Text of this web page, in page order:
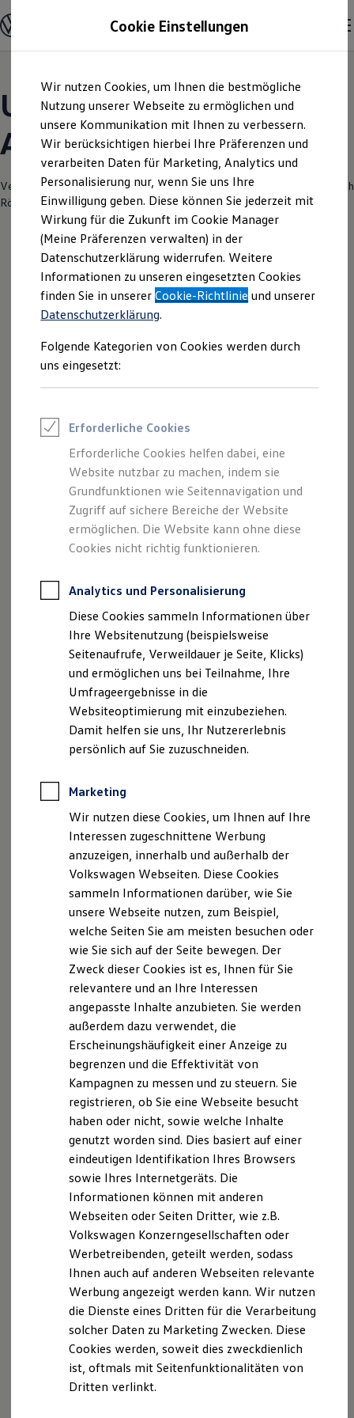
Hauptinhalt
springen
Footer
springen
Modelle und Konfigurator
Konfigurator
Modelle vergleichen
Elektroautos
ENERGY Sondermodelle
Nutzfahrzeuge
SUV und CUV
Familienautos
Kombis
Kompaktwagen
Sportwagen
Schnell verfügbare Fahrzeuge
Angebote und Produkte
Aktuelle Angebote
E-Auto-Förderung
Volkswagen Marktplatz
Die ENERGY Sondermodelle
Junge Gebrauchtwagen und Gebrauchtwagen
Volkswagen Zertifizierte Gebrauchtwagen
Elektromobilität bei Gebrauchtwagen
Saisonangebote
Reifenpakete
Leasing
Leasing-Angebote
Elektroauto Leasing
Kleinwagen-Leasing
Leasing ohne Anzahlung
Finanzierung
Autokredit mit Schlussrate
Versicherungen und Garantien
Kfz-Versicherung
Restschuldversicherungen
Garantien
Professional Class bei Volkswagen
Behörden
Direktkunden
Sonderfahrzeuge
Anpfiff zum Gewinn
Elektromobilität
Elektroautos
ID. Tutorials
Elektrofahrzeugkonzepte
ID. EVERY1
Reichweite
Rekuperation
Laden unterwegs
Laden Zuhause
Ladestationen finden
Ladezeitensimulator
Batterie
Sicherheit
Nachhaltigkeit
Technologie
Kosten und Kauf
Kaufoptionen
E-Auto-Förderung
Software und Konnektivität
Die ID. Software 6
ID. Software Versionen und Updates
Digitale Extras
Schnittstellen zu Ihrem ID.
Hybridautos
Marke und Erlebnis
Volkswagen R und R Experience
R-Modelle
R Experience
Driving Experience
Volkswagen entdecken
Werkbesichtigung
Lifestyle Shop
T-Roc Kollektion
Golf Kollektion
ID. Kollektion
Volkswagen Kollektion
R-Kollektion
GTI Kollektion
Fußball Drop
we drive football
#wedriveproud
Besitzer und Service
Software Updates
Service und Ersatzteile
Unsere aktuellen
Angebote und mehr
Verantwortlich für die Inhalte auf dieser Seite ist die Auto Röhr NL d. Erich
Röhr GmbH & Co. KG(Impressum & Rechtliches )
Leider haben wir im Moment keine
aktuellen Angebote
Ihre
Schritte
Probefahrt vereinbaren
Fahrzeugangebot anfordern
Servicetermin buchen
Serviceanfrage stellen
Ihre Ansprechpartnerbei Auto
Röhr Grafenau
E-Mail schreiben
+49 8552 96500
Dominik Göttl
Verkaufsleitung
08552 9650-12
E-Mail schreiben
Cookie Einstellungen
Wir nutzen Cookies, um Ihnen die bestmögliche
Nutzung unserer Webseite zu ermöglichen und
unsere Kommunikation mit Ihnen zu verbessern.
Wir berücksichtigen hierbei Ihre Präferenzen und
verarbeiten Daten für Marketing, Analytics und
Personalisierung nur, wenn Sie uns Ihre
Einwilligung geben. Diese können Sie jederzeit mit
Wirkung für die Zukunft im Cookie Manager
(Meine Präferenzen verwalten) in der
Datenschutzerklärung widerrufen. Weitere
Informationen zu unseren eingesetzten Cookies
finden Sie in unsererCookie-Richtlinie und unserer
Datenschutzerklärung.
Folgende Kategorien von Cookies werden durch
uns eingesetzt:
Erforderliche Cookies
Erforderliche Cookies helfen dabei, eine
Website nutzbar zu machen, indem sie
Grundfunktionen wie Seitennavigation und
Zugriff auf sichere Bereiche der Website
ermöglichen. Die Website kann ohne diese
Cookies nicht richtig funktionieren.
Analytics und Personalisierung
Diese Cookies sammeln Informationen über
Ihre Websitenutzung (beispielsweise
Seitenaufrufe, Verweildauer je Seite, Klicks)
und ermöglichen uns bei Teilnahme, Ihre
Umfrageergebnisse in die
Websiteoptimierung mit einzubeziehen.
Damit helfen sie uns, Ihr Nutzererlebnis
persönlich auf Sie zuzuschneiden.
Marketing
Wir nutzen diese Cookies, um Ihnen auf Ihre
Interessen zugeschnittene Werbung
anzuzeigen, innerhalb und außerhalb der
Volkswagen Webseiten. Diese Cookies
sammeln Informationen darüber, wie Sie
unsere Webseite nutzen, zum Beispiel,
welche Seiten Sie am meisten besuchen oder
wie Sie sich auf der Seite bewegen. Der
Zweck dieser Cookies ist es, Ihnen für Sie
relevantere und an Ihre Interessen
angepasste Inhalte anzubieten. Sie werden
außerdem dazu verwendet, die
Erscheinungshäufigkeit einer Anzeige zu
begrenzen und die Effektivität von
Kampagnen zu messen und zu steuern. Sie
registrieren, ob Sie eine Webseite besucht
haben oder nicht, sowie welche Inhalte
genutzt worden sind. Dies basiert auf einer
eindeutigen Identifikation Ihres Browsers
sowie Ihres Internetgeräts. Die
Informationen können mit anderen
Webseiten oder Seiten Dritter, wie z.B.
Volkswagen Konzerngesellschaften oder
Werbetreibenden, geteilt werden, sodass
Ihnen auch auf anderen Webseiten relevante
Werbung angezeigt werden kann. Wir nutzen
die Dienste eines Dritten für die Verarbeitung
solcher Daten zu Marketing Zwecken. Diese
Cookies werden, soweit dies zweckdienlich
ist, oftmals mit Seitenfunktionalitäten von
Dritten verlinkt.